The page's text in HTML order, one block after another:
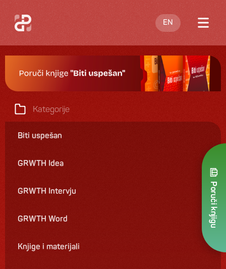
EN
O meni
Blog
Knjige
Kontakt
Poruči knjigu
Kategorije
Biti uspešan
GRWTH Idea
GRWTH Intervju
GRWTH Word
Knjige i materijali